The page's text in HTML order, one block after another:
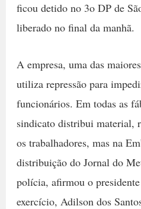
ficou detido no 3o DP de
liberado no final da manhã.
A empresa, uma das
utiliza repressão para
funcionários. Em todas as
sindicato distribui material,
os trabalhadores, mas na
distribuição do Jornal do
polícia, afirmou o
exercício, Adilson dos